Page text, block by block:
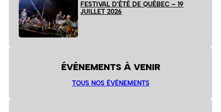
FESTIVAL D’ÉTÉ DE QUÉBEC – 19
JUILLET 2026
ÉVÉNEMENTS À VENIR
TOUS NOS ÉVÉNEMENTS